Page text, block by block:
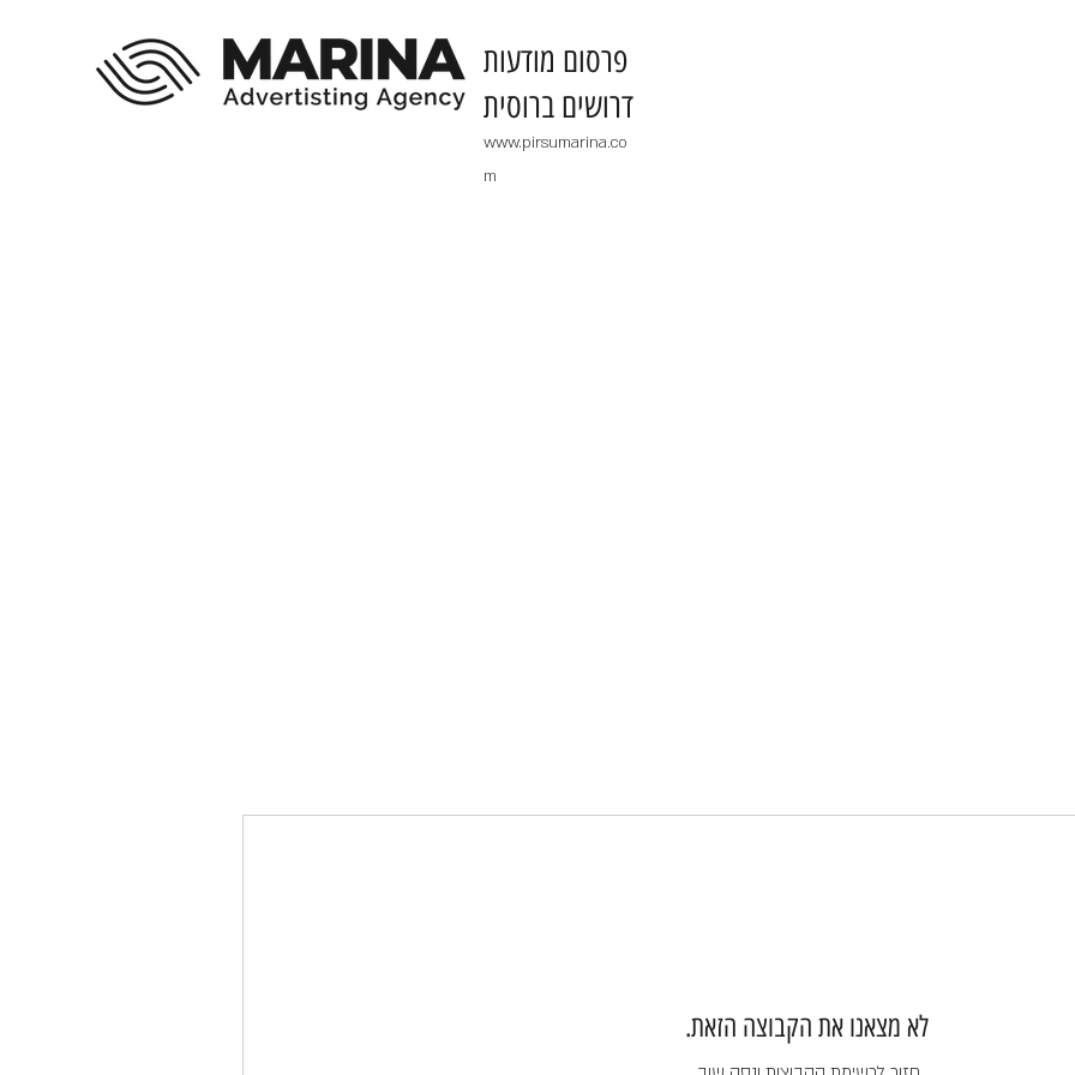
​פרסום מודעות
דרושים ברוסית
www.pirsumarina.co
m
לא מצאנו את הקבוצה הזאת.